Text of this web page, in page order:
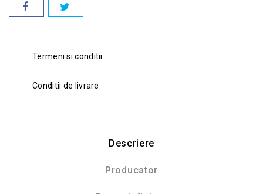
Termeni si conditii
Conditii de livrare
Descriere
Producator